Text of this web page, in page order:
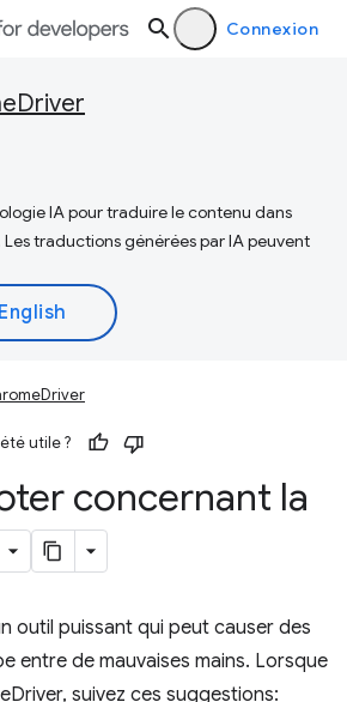
Connexion
IA pour traduire le contenu dans
traductions générées par IA peuvent
utile ?
concernant la
outil puissant qui peut causer des
entre de mauvaises mains. Lorsque
suivez ces suggestions: